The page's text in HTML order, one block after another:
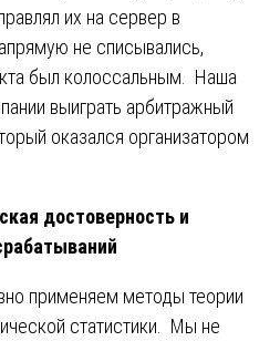
их на сервер в
не списывались,
был колоссальным. Наша
выиграть арбитражный
оказался организатором
достоверность и
применяем методы теории
статистики. Мы не